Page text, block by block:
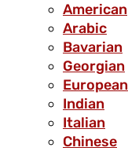
American
Arabic
Bavarian
Georgian
European
Indian
Italian
Chinese